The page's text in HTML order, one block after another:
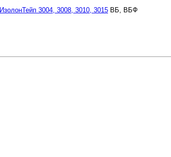
ИзолонТейп 3004, 3008, 3010, 3015 ВБ, ВБФ